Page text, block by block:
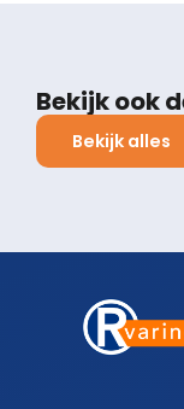
Bekijk ook
Bekijk alles